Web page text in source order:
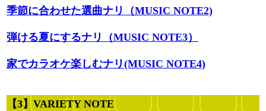
季節に合わせた選曲ナリ（MUSIC NOTE2)
弾ける夏にするナリ（MUSIC NOTE3）
家でカラオケ楽しむナリ(MUSIC NOTE4)
【3】VARIETY NOTE